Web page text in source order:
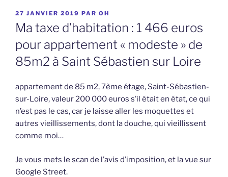
PUBLIÉ
LE
27 JANVIER 2019 PAR OH
Ma taxe d’habitation : 1 466 euros
pour appartement « modeste » de
85m2 à Saint Sébastien sur Loire
appartement de 85 m2, 7ème étage, Saint-Sébastien-
sur-Loire, valeur 200 000 euros s’il était en état, ce qui
n’est pas le cas, car je laisse aller les moquettes et
autres vieillissements, dont la douche, qui vieillissent
comme moi…
Je vous mets le scan de l’avis d’imposition, et la vue sur
Google Street.